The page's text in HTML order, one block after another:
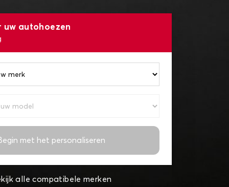
uw autohoezen
met het personaliseren
alle compatibele merken